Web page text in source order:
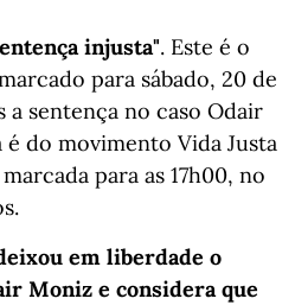
injusta". Este é o
para sábado, 20 de
a sentença no caso Odair
do movimento Vida Justa
para as 17h00, no
em liberdade o
Moniz e considera que